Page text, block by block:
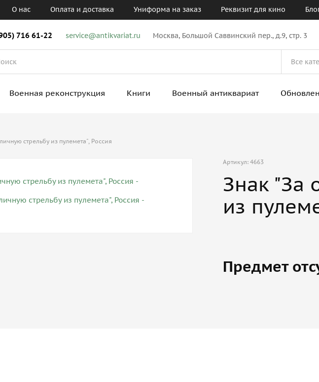
О нас Оплата и доставка Униформа на заказ Реквизит для кино
716 61-22 service@antikvariat.ru Москва, Большой Саввинский пер., д.9, стр. 3
Военная реконструкция Книги Военный антиквариат
стрельбу из пулемета", Россия
Артикул: 4663
Знак "За
из
Предмет